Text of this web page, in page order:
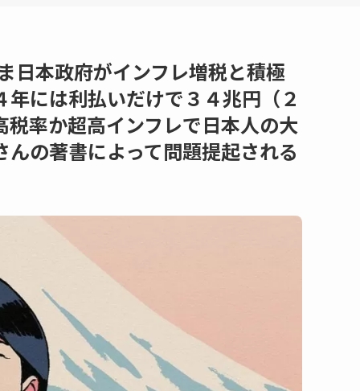
本政府がインフレ増税と積極
には利払いだけで３４兆円（２
率か超高インフレで日本人の大
の著書によって問題提起される